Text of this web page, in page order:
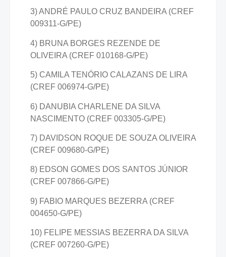
3) ANDRÉ PAULO CRUZ BANDEIRA (CREF
009311-G/PE)
4) BRUNA BORGES REZENDE DE
OLIVEIRA (CREF 010168-G/PE)
5) CAMILA TENÓRIO CALAZANS DE LIRA
(CREF 006974-G/PE)
6) DANUBIA CHARLENE DA SILVA
NASCIMENTO (CREF 003305-G/PE)
7) DAVIDSON ROQUE DE SOUZA OLIVEIRA
(CREF 009680-G/PE)
8) EDSON GOMES DOS SANTOS JÚNIOR
(CREF 007866-G/PE)
9) FABIO MARQUES BEZERRA (CREF
004650-G/PE)
10) FELIPE MESSIAS BEZERRA DA SILVA
(CREF 007260-G/PE)